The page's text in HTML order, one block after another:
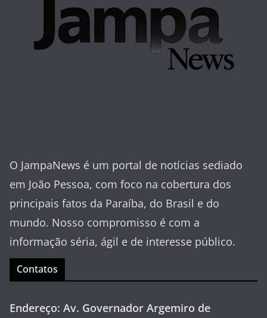
O JampaNews é um portal de notícias sediado
em João Pessoa, com foco na cobertura dos
principais fatos da Paraíba, do Brasil e do
mundo. Nosso compromisso é com a
informação séria, ágil e de interesse público.
Contatos
Endereço: Av. Governador Argemiro de